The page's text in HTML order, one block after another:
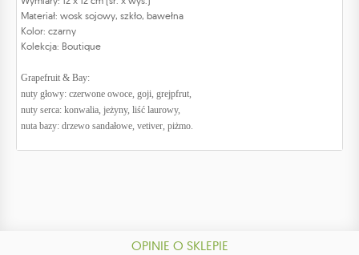
Materiał: wosk sojowy, szkło, bawełna
Kolor: czarny
Kolekcja: Boutique
Grapefruit & Bay:
nuty głowy: czerwone owoce, goji, grejpfrut,
nuty serca: konwalia, jeżyny, liść laurowy,
nuta bazy: drzewo sandałowe, vetiver, piżmo.
OPINIE O SKLEPIE